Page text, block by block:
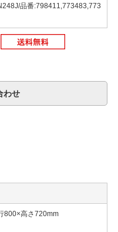
品番:798411,773483,773
800×高さ720mm